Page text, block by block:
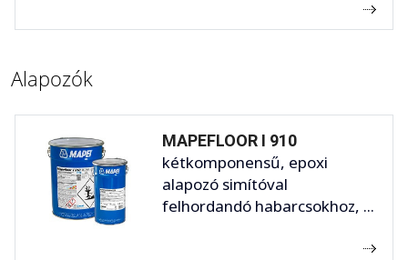
Alapozók
MAPEFLOOR I 910
kétkomponensű, epoxi
alapozó simítóval
felhordandó habarcsokhoz, ...